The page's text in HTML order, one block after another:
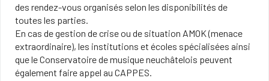
des rendez-vous organisés selon les disponibilités de
toutes les parties.
En cas de gestion de crise ou de situation AMOK (menace
extraordinaire), les institutions et écoles spécialisées ainsi
que le Conservatoire de musique neuchâtelois peuvent
également faire appel au CAPPES.